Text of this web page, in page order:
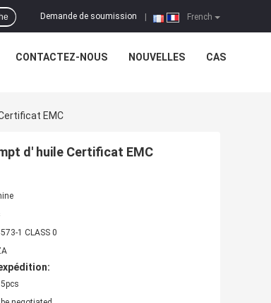
French
Demande de soumission
CONTACTEZ-NOUS NOUVELLES CAS
EMC
d' huile Certificat EMC
1 CLASS 0
5pcs